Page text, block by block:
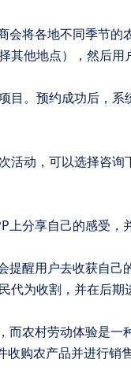
他地点），然后用
分享自己的感受，
为收割，并在后期
购农产品并进行销